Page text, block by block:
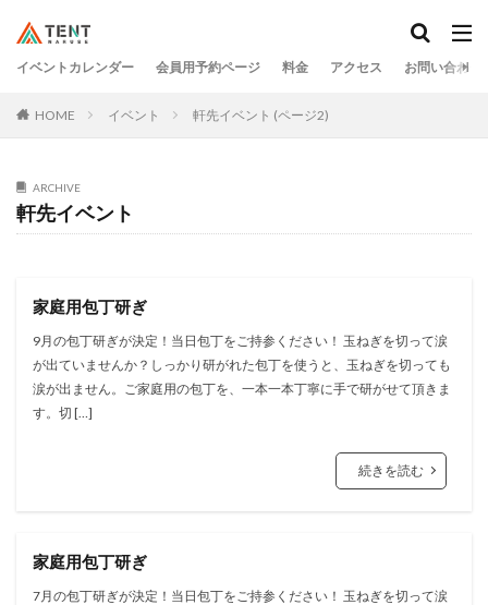
イベントカレンダー 会員用予約ページ 料金 アクセス お問い合わせ
HOME イベント 軒先イベント (ページ2)
ARCHIVE
軒先イベント
家庭用包丁研ぎ
9月の包丁研ぎが決定！当日包丁をご持参ください！ 玉ねぎを切って涙
が出ていませんか？しっかり研がれた包丁を使うと、玉ねぎを切っても
涙が出ません。ご家庭用の包丁を、一本一本丁寧に手で研がせて頂きま
す。切 […]
続きを読む
家庭用包丁研ぎ
7月の包丁研ぎが決定！当日包丁をご持参ください！ 玉ねぎを切って涙